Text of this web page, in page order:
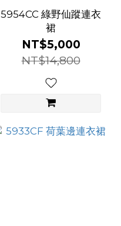
5954CC 綠野仙蹤連衣
裙
NT$5,000
NT$14,800